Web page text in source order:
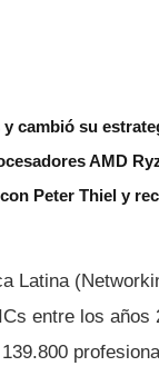
cambió su
AMD
Peter Thiel y
Latina
entre los años